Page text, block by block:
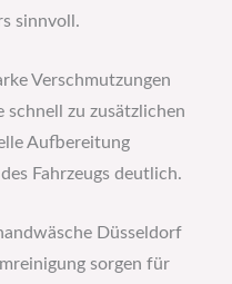
sinnvoll.
Verschmutzungen
schnell zu zusätzlichen
Aufbereitung
Fahrzeugs deutlich.
Düsseldorf
sorgen für